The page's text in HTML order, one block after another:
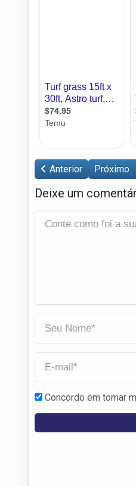
Anterior Próximo
Deixe um
Concordo em tornar